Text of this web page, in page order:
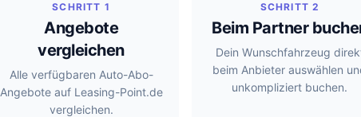
SCHRITT 1
Angebote
vergleichen
Alle verfügbaren Auto-Abo-
Angebote auf Leasing-Point.de
vergleichen.
SCHRITT 2
Beim Partner
Dein Wunschfahrzeug
beim Anbieter auswählen
unkompliziert buchen.